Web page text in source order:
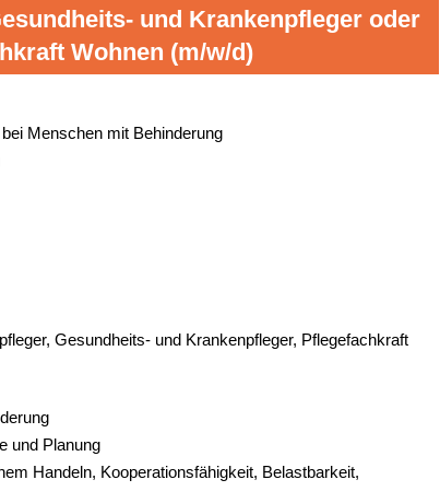
und Krankenpfleger oder
Wohnen (m/w/d)
Menschen mit Behinderung
Gesundheits- und Krankenpfleger, Pflegefachkraft
und Planung
Handeln, Kooperationsfähigkeit, Belastbarkeit,